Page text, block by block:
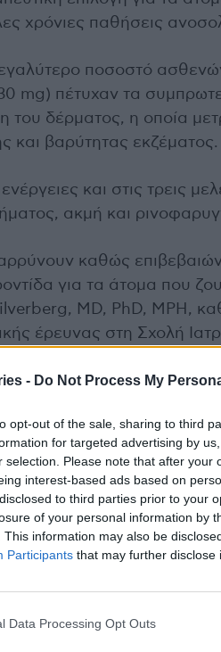
- Do Not Process My
opt-out of the sale, sharing to third
for targeted advertising by
selection. Please note that after your
interest-based ads based on
to third parties prior to your
of your personal information by
This information may also be
Participants that may further disclose
Data Processing Opt Outs
χρόνιες παθήσεις
ποσοστό
mg) πέτυχαν τα
του δέρματος, η οποία
και βαρύτητας εκζέματος.
και στις τρεις
ακμή και
καθώς
για τα άτομα που
MD, PhD, MPH,
έρευνας στη Σχολή
«Ενώ το
θεραπευτική
τα δεδομένα αυτά
με διάρκεια με
υποτροπιάζουσα
έντονου κνησμού-
ορορροή. Υπολογίζεται
Το 20-46% των
σοβαρή μορφή της νόσου.
ψυχολογική και